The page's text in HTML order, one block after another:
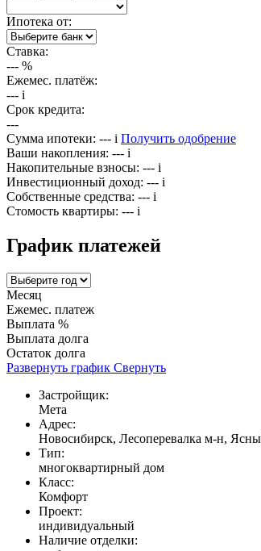
Ипотека от:
Ставка:
--- %
Ежемес. платёж:
--- i
Срок кредита:
---
Сумма ипотеки: --- i Получить одобрение
Ваши накопления: --- i
Накопительные взносы: --- i
Инвестиционный доход: --- i
Собственные средства: --- i
Стомость квартиры: --- i
График платежей
Месяц
Ежемес. платеж
Выплата %
Выплата долга
Остаток долга
Развернуть график Свернуть
Застройщик:
Мета
Адрес:
Новосибирск, Лесоперевалка м-н,
Тип:
многоквартирный дом
Класс:
Комфорт
Проект:
индивидуальный
Наличие отделки: